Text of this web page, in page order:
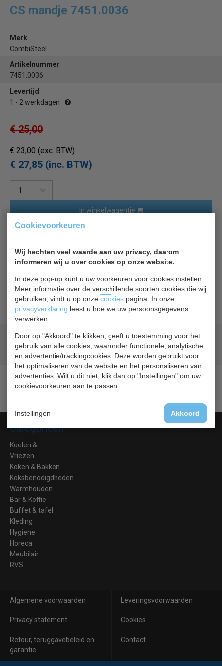
Cookievoorkeuren
Wij hechten veel waarde aan uw privacy, daarom
informeren wij u over cookies op onze website.
In deze pop-up kunt u uw voorkeuren voor cookies instellen.
Meer informatie over de verschillende soorten cookies die wij
gebruiken, vindt u op onzecookiespagina. In onze
privacyverklaring leest u hoe we uw persoonsgegevens
verwerken.
Door op "Akkoord" te klikken, geeft u toestemming voor het
gebruik van alle cookies, waaronder functionele, analytische
en advertentie/trackingcookies. Deze worden gebruikt voor
het optimaliseren van de website en het personaliseren van
advertenties. Wilt u dit niet, klik dan op "Instellingen" om uw
cookievoorkeuren aan te passen.
Instellingen Akkoord
CS mandje 7451.0036
Merk
CombiSteel
Artikelnummer
7451.0036
Levertijd
1 - 2 werkdagen
€ 25,00
€ 23,00 (exc. BTW)
€ 27,85 (inc. BTW)
In winkelwagentje
Ofbetaal9,28in 3 termijnen
Terug naar overzicht
Beschrijving Specificaties
Geld terugprijsgarantie
Lage prijzen hoge service
Categorieën
Koelen &
Vriezen
Koken & Bakken
Koksbenodigdheden
Warmhouden
Bar & Koffie
Buffet & tafel
Kleding
Hygiene
Horeca
Meubilair
RVS
Algemene voorwaarden Leveringsvoorwaarden
Privacy statement Cookies
Retour, teruggavebeleid en
garantie
Contact